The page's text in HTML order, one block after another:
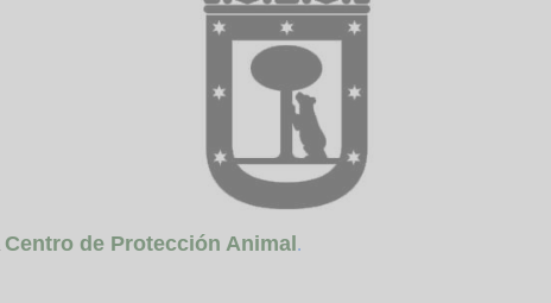
Centro de Protección Animal.